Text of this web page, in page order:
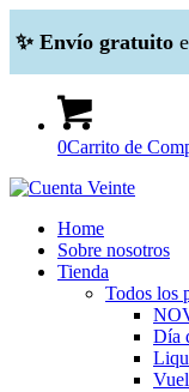
✨ Envío gratuito
0Carrito de
Home
Sobre nosotros
Tienda
Todos los
Día